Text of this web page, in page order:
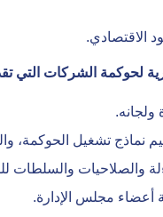
الاقتصادي.
لحوكمة الشركات التي
ولجانه.
نماذج تشغيل الحوكمة،
والصلاحيات والسلطات
أعضاء مجلس الإدارة.